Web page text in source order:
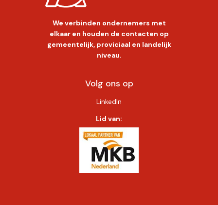
We verbinden ondernemers met
elkaar en houden de contacten op
gemeentelijk, proviciaal en landelijk
niveau.
Volg ons op
LinkedIn
Lid van: